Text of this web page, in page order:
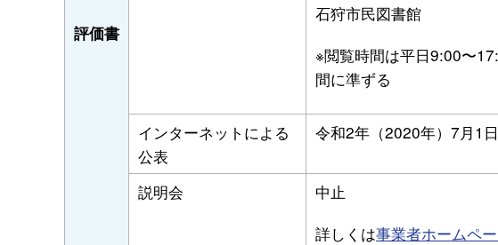
評価書
石狩市民図書館
※閲覧時間は平日9:00〜
間に準ずる
インターネットによる
公表
令和2年（2020年）7月1
説明会
中止
詳しくは事業者ホームペ